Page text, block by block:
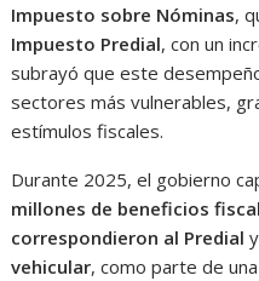
Impuesto sobre Nóminas,
Impuesto Predial, con un
subrayó que este
sectores más vulnerables,
estímulos fiscales.
Durante 2025, el gobierno
millones de beneficios
correspondieron al Predial y
vehicular, como parte de